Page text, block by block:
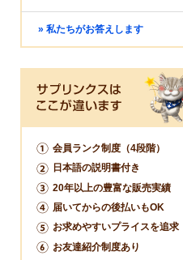
» 私たちがお答えします
会員ランク制度（4段階）
日本語の説明書付き
20年以上の豊富な販売実績
届いてからの後払いもOK
お求めやすいプライスを追求
お友達紹介制度あり